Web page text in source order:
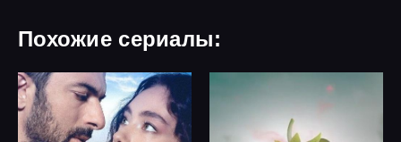
Похожие сериалы: